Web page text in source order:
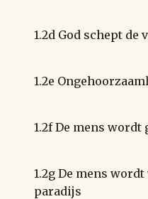
1.2d God schept de
1.2e
1.2f De mens wordt
1.2g De mens
paradijs